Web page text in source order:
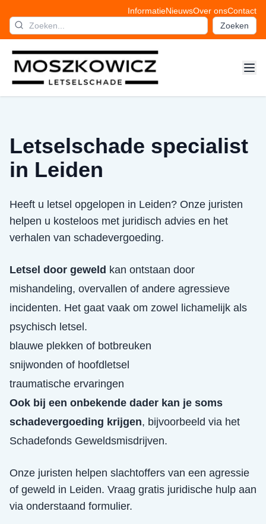
InformatieNieuwsOver onsContact
Zoeken
Letselschade specialist
in Leiden
Heeft u letsel opgelopen in Leiden? Onze juristen
helpen u kosteloos met juridisch advies en het
verhalen van schadevergoeding.
Letsel door geweld kan ontstaan door
mishandeling, overvallen of andere agressieve
incidenten. Het gaat vaak om zowel lichamelijk als
psychisch letsel.
blauwe plekken of botbreuken
snijwonden of hoofdletsel
traumatische ervaringen
Ook bij een onbekende dader kan je soms
schadevergoeding krijgen, bijvoorbeeld via het
Schadefonds Geweldsmisdrijven.
Onze juristen helpen slachtoffers van een agressie
of geweld in Leiden. Vraag gratis juridische hulp aan
via onderstaand formulier.